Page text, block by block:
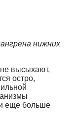
нижних
не высыхают,
остро,
еще больше